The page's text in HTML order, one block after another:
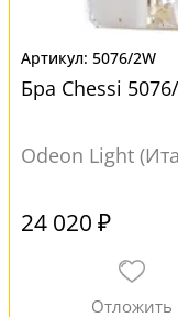
5076/2W
Бра Chessi
Odeon Light
24 020 ₽